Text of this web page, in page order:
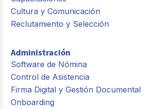
Cultura y Comunicación
Reclutamiento y Selección
Administración
Software de Nómina
Control de Asistencia
Firma Digital y Gestión Documental
Onboarding